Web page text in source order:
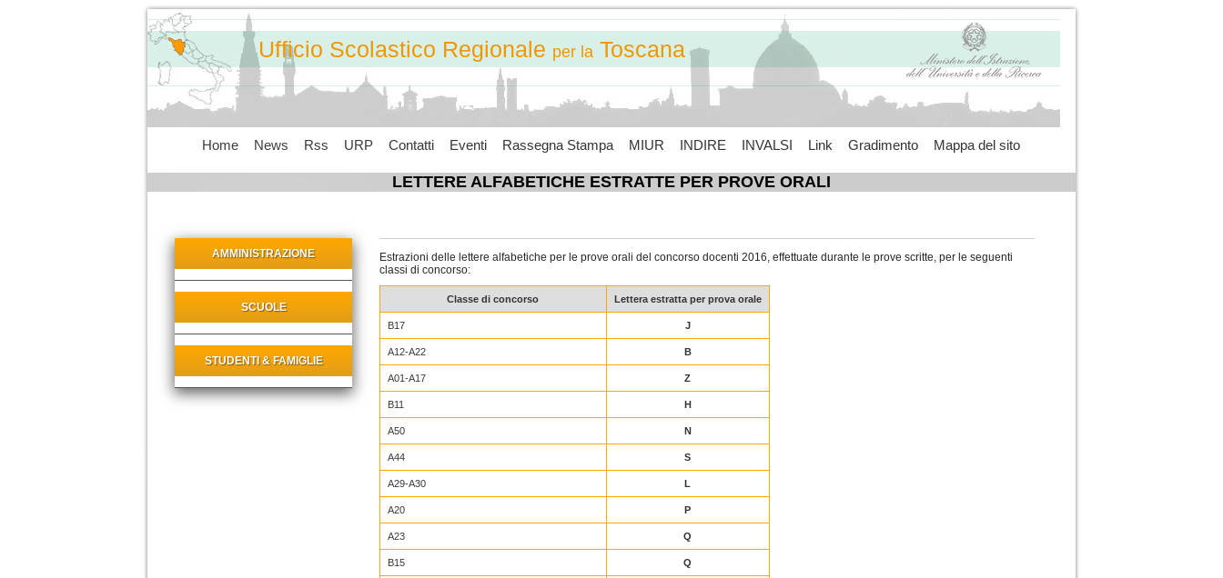
Ufficio Scolastico Regionale per la Toscana
Home News Rss URP Contatti Eventi Rassegna Stampa MIUR INDIRE INVALSI Link Gradimento Mappa del sito
LETTERE ALFABETICHE ESTRATTE PER PROVE ORALI
AMMINISTRAZIONE
SCUOLE
STUDENTI & FAMIGLIE
Estrazioni delle lettere alfabetiche per le prove orali del concorso docenti 2016, effettuate durante le prove scritte, per le seguenti
classi di concorso:
Classe di concorso Lettera estratta per prova orale
B17 J
A12-A22 B
A01-A17 Z
B11 H
A50 N
A44 S
A29-A30 L
A20 P
A23 Q
B15 Q